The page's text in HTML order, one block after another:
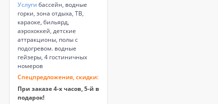
Услуги бассейн, водные
горки, зона отдыха, ТВ,
караоке, бильярд,
аэрохоккей, детские
аттракционы, полы с
подогревом. водные
гейзеры, 4 гостиничных
номеров
Спецпредложения, скидки:
При заказе 4-х часов, 5-й в
подарок!